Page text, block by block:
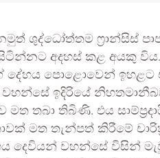
ශුද්ධෝත්තම ෆ්‍රාන්සිස්
සිටින්නට අදහස් කළ අයකු විය.
දේහය පොළොවෙන් ඉහළට
වහන්සේ ඉදිරියේ
තබා තිබිණි. එය
මත තැන්පත් කිරීමේ
දෙවියන් වහන්සේ විසින්